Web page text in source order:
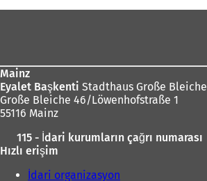
Mainz
Eyalet Başkenti Stadthaus Große Bleiche
Große Bleiche 46/Löwenhofstraße 1
55116 Mainz
115 - İdari kurumların çağrı numarası
Hızlı erişim
İdari organizasyon